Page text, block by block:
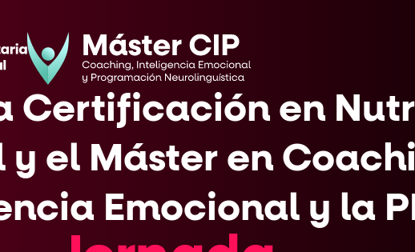
Certificación en
y el Máster en
Emocional y la